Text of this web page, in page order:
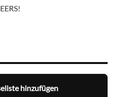
hinzufügen